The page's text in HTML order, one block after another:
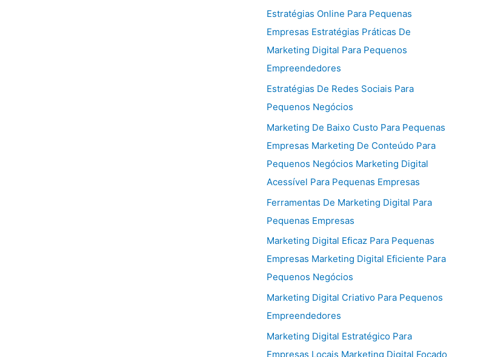
Estratégias Online Para Pequenas
Empresas Estratégias Práticas De
Marketing Digital Para Pequenos
Empreendedores
Estratégias De Redes Sociais Para
Pequenos Negócios
Marketing De Baixo Custo Para Pequenas
Empresas Marketing De Conteúdo Para
Pequenos Negócios Marketing Digital
Acessível Para Pequenas Empresas
Ferramentas De Marketing Digital Para
Pequenas Empresas
Marketing Digital Eficaz Para Pequenas
Empresas Marketing Digital Eficiente Para
Pequenos Negócios
Marketing Digital Criativo Para Pequenos
Empreendedores
Marketing Digital Estratégico Para
Empresas Locais Marketing Digital Focado